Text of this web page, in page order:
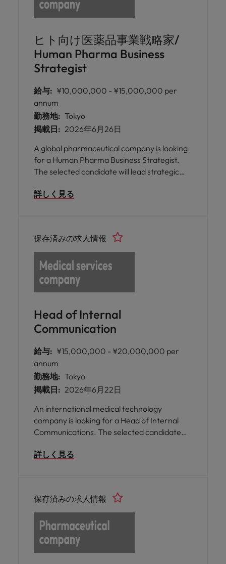
ヒト向け医薬品事業戦略家/
Human Pharma Business
Strategist
給与: ¥10,000,000 - ¥15,000,000 per
annum
勤務地: Tokyo
掲載日: 2026年6月26日
A global pharmaceutical company is looking
for a Human Pharma Business Strategist.
The selected candidate will lead strategic
performance across therapeutic areas.
詳しく見る
Head of Internal
Communication
保存済みの求人情報
給与: ¥15,000,000 - ¥20,000,000 per
annum
勤務地: Tokyo
掲載日: 2026年6月22日
An international medical technology
company is looking for a Head of Internal
Communications. The selected candidate
strategy, oversee execution of
driven, high-quality communication
practices.
詳しく見る
保存済みの求人情報